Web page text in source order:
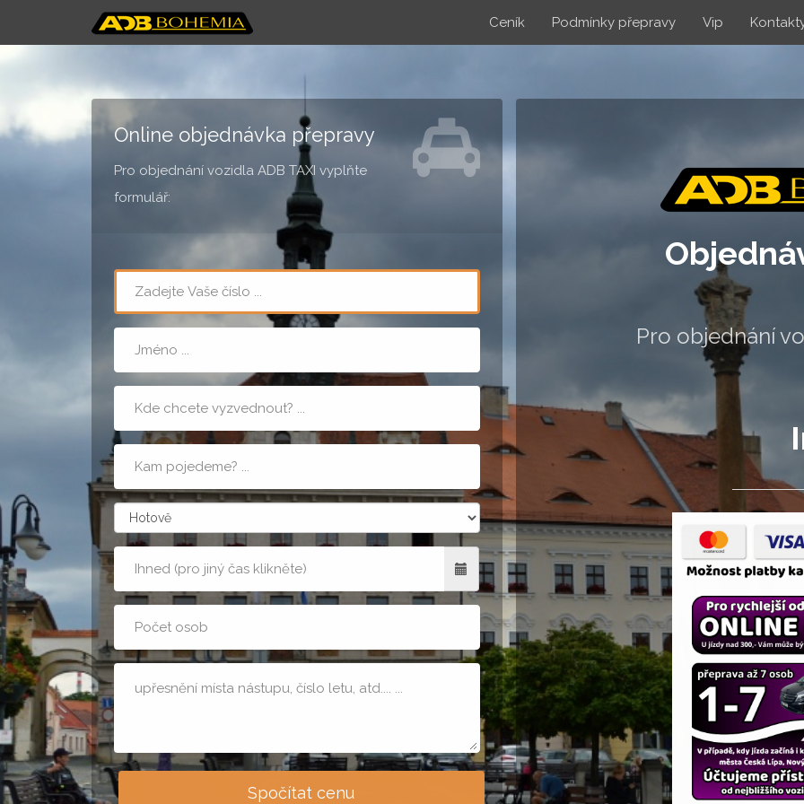
Ceník Podmínky přepravy Vip
Online objednávka přepravy
Pro objednání vozidla ADB TAXI vyplňte
formulář:
nástupu
Cílová
adresa
zpusobPlatby
Kdy
osob
Poznámka
Spočítat cenu
Pro objednání
Povinné